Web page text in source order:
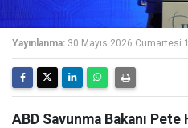
Yayınlanma: 30 Mayıs 2026 Cumartesi
ABD Savunma Bakanı